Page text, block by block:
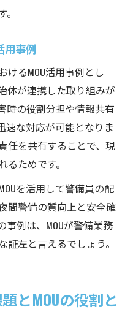
用事例
るMOU活用事例とし
体が連携した取り組みが
時の役割分担や情報共有
速な対応が可能となりま
任を共有することで、現
ためです。
を活用して警備員の配
間警備の質向上と安全確
例は、MOUが警備業務
左と言えるでしょう。
とMOUの役割と